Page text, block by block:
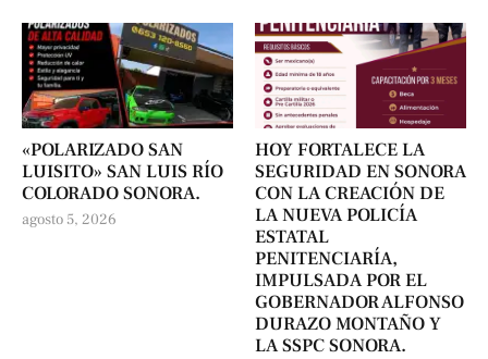
«POLARIZADO SAN
LUISITO» SAN LUIS RÍO
COLORADO SONORA.
agosto 5, 2026
HOY FORTALECE LA
SEGURIDAD EN SONORA
CON LA CREACIÓN DE
LA NUEVA POLICÍA
ESTATAL
PENITENCIARÍA,
IMPULSADA POR EL
GOBERNADOR ALFONSO
DURAZO MONTAÑO Y
LA SSPC SONORA.